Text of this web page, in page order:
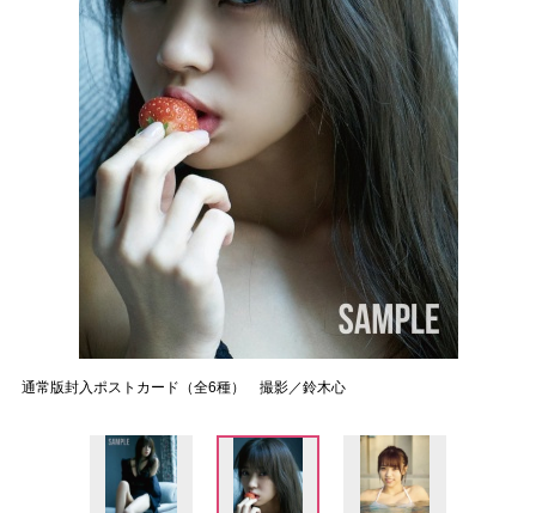
通常版封入ポストカード（全6種） 撮影／鈴木心